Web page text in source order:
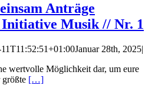
Anträge
Musik // Nr. 1
Januar 28th, 2025|
wertvolle Möglichkeit dar, um eure
größte […]